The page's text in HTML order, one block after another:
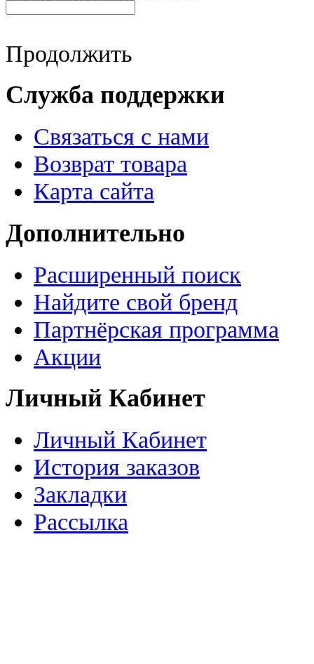
Продолжить
Служба поддержки
Связаться с нами
Возврат товара
Карта сайта
Дополнительно
Расширенный поиск
Найдите свой бренд
Партнёрская программа
Акции
Личный Кабинет
Личный Кабинет
История заказов
Закладки
Рассылка